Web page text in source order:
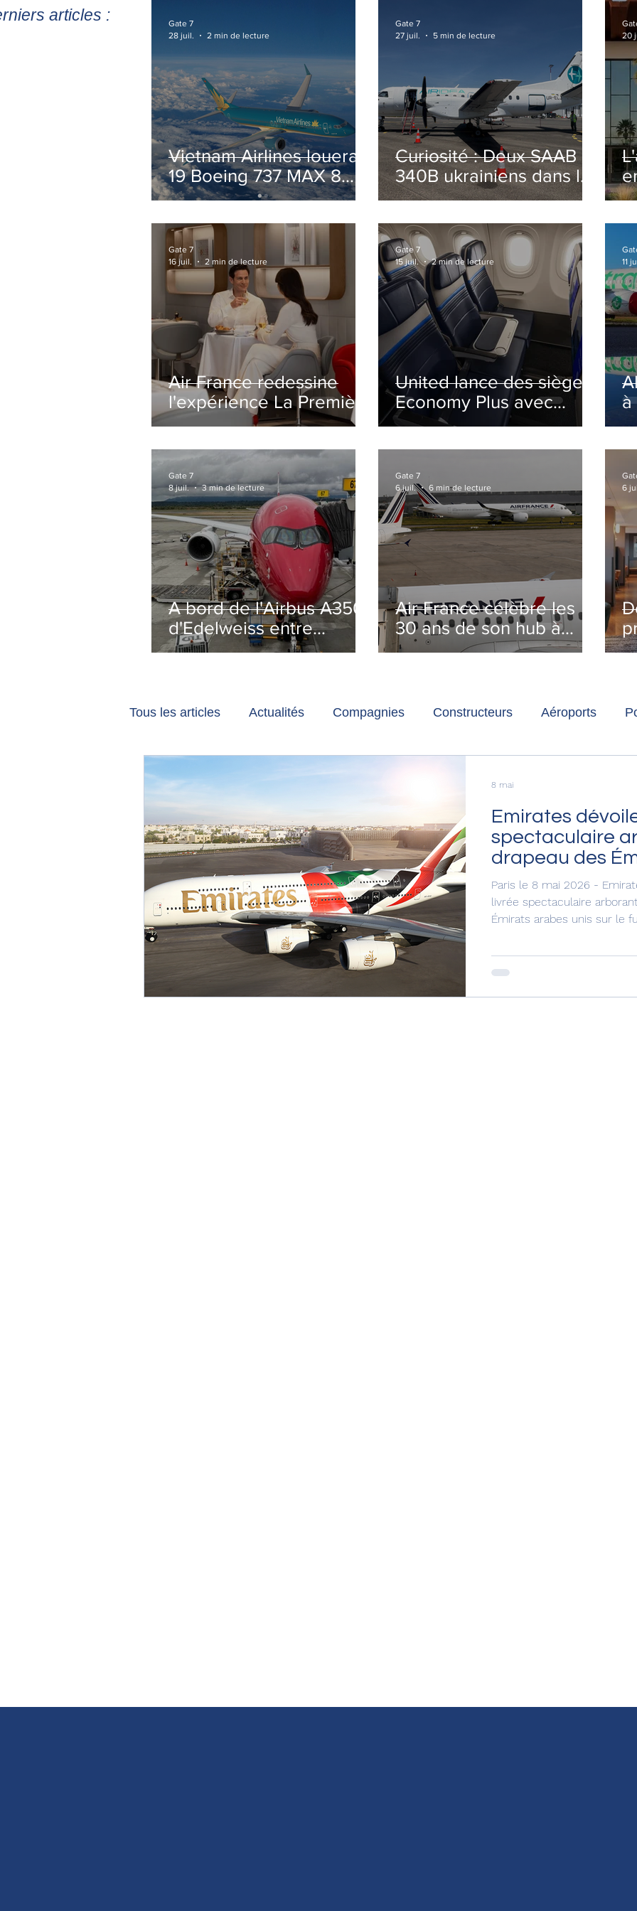
articles :
Vietnam Airlines louera
19 Boeing 737 MAX 8
pour accélérer la
flotte
Gate 7
28 juil.
2 min de lecture
Curiosité : Deux SAAB
340B ukrainiens dans le
ciel Italien cet été
Gate 7
27 juil.
5 min de lecture
20
Air France redessine
l'expérience La Première
avec un salon
Paris-CDG
Gate 7
16 juil.
2 min de lecture
United lance des sièges
Economy Plus avec
siège central neutralisé
Gate 7
15 juil.
2 min de lecture
à
11
A bord de l'Airbus A350
d'Edelweiss entre
Vancouver et Zurich
Gate 7
8 juil.
3 min de lecture
Air France célèbre les
30 ans de son hub à
Paris-Charles de Gaulle
Gate 7
6 juil.
6 min de lecture
6
Tous les articles Actualités Compagnies Constructeurs Aéroports
album photo
Voyages Reportages
Emirates dévoile une livrée
spectaculaire
drapeau des
unis
Paris le 8 mai 2026 -
livrée spectaculaire
Émirats arabes unis sur le
commercial au monde.
sur l'appareil A6-EVG,
8 mai